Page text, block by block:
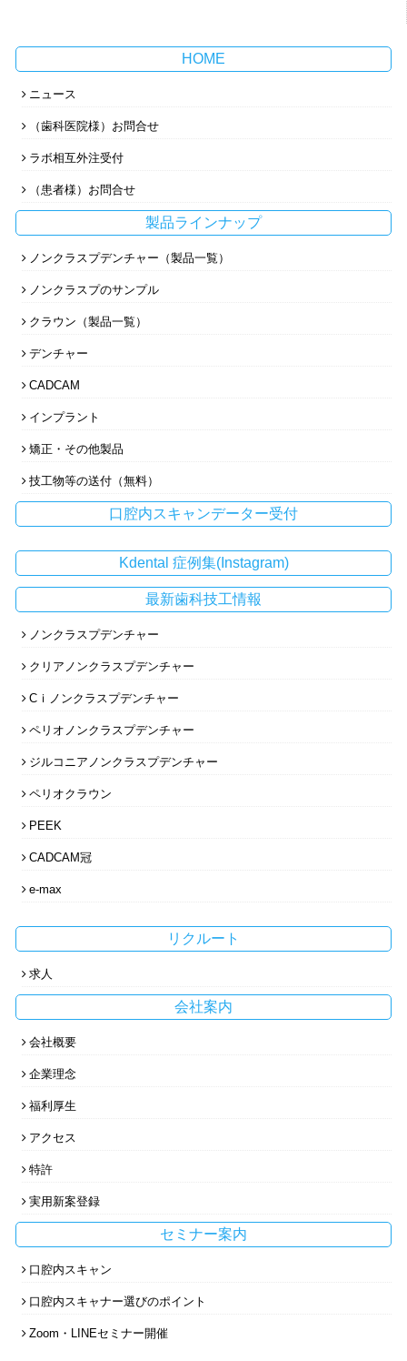
HOME
ニュース
（歯科医院様）お問合せ
ラボ相互外注受付
（患者様）お問合せ
製品ラインナップ
ノンクラスプデンチャー（製品一覧）
ノンクラスプのサンプル
クラウン（製品一覧）
デンチャー
CADCAM
インプラント
矯正・その他製品
技工物等の送付（無料）
口腔内スキャンデーター受付
Kdental 症例集(Instagram)
最新歯科技工情報
ノンクラスプデンチャー
クリアノンクラスプデンチャー
Cｉノンクラスプデンチャー
ペリオノンクラスプデンチャー
ジルコニアノンクラスプデンチャー
ペリオクラウン
PEEK
CADCAM冠
e-max
リクルート
求人
会社案内
会社概要
企業理念
福利厚生
アクセス
特許
実用新案登録
セミナー案内
口腔内スキャン
口腔内スキャナー選びのポイント
Zoom・LINEセミナー開催